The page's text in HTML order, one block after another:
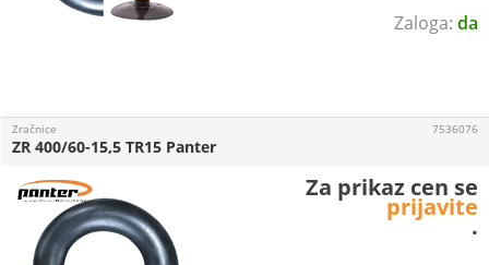
da
Zračnice
ZR 400/60-15,5 TR15 Panter
7536076
Za prikaz cen se
prijavite
.